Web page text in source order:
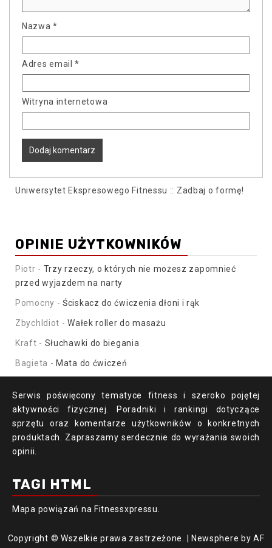
Nazwa*
Adres email*
Witryna internetowa
Uniwersytet Ekspresowego Fitnessu :: Zadbaj o formę!
OPINIE UŻYTKOWNIKÓW
Piotr - Trzy rzeczy, o których nie możesz zapomnieć
przed wyjazdem na narty
Pomocny -Ściskacz do ćwiczenia dłoni i rąk
ZbychIdiot -Wałek roller do masażu
Kraft - Słuchawki do biegania
Bagieta - Mata do ćwiczeń
Serwis poświęcony tematyce fitness i szeroko pojętej
aktywności fizycznej. Poradniki i rankingi dotyczące
sprzętu oraz komentarze użytkowników o konkretnych
produktach. Zapraszamy serdecznie do wyrażania swoich
opinii.
TAGI HTML
Mapa powiązań na Fitnessxpressu.
Copyright © Wszelkie prawa zastrzeżone. Newsphere by AF